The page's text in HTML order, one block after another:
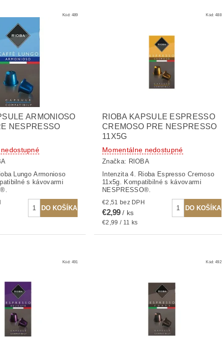
Kód: 489
ARMONIOSO
NESPRESSO
Lungo Armonioso
s kávovarmi
Kód:488
RIOBA KAPSULE ESPRESSO
CREMOSO PRE NESPRESSO
11X5G
Momentálne nedostupné
Značka: RIOBA
Intenzita 4. Rioba Espresso Cremoso
11x5g. Kompatibilné s kávovarmi
NESPRESSO®.
€2,51 bez DPH
€2,99/ ks
€2,99 / 11 ks
Kód: 491 Kód:492